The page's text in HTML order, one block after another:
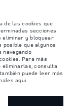
formas de mejorar
continua y sin
o
los motores
en las
del mercado y
se muestran con
no estar
tu concesionario
de las cookies que
secciones
eliminar y bloquear
posible que algunos
navegando
Para más
eliminarlas, consulta
puede leer más
aquí